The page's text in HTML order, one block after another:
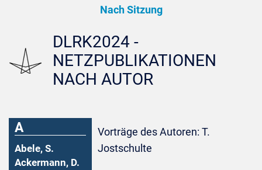
Nach Sitzung
DLRK2024 -
NETZPUBLIKATIONEN
NACH AUTOR
A
Abele, S.
Ackermann, D.
Vorträge des Autoren: T.
Jostschulte